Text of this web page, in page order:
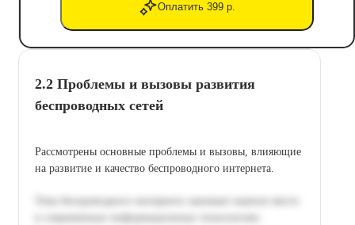
Оплатить 399 р.
2.2 Проблемы и вызовы развития
беспроводных сетей
Рассмотрены основные проблемы и вызовы, влияющие
на развитие и качество беспроводного интернета.